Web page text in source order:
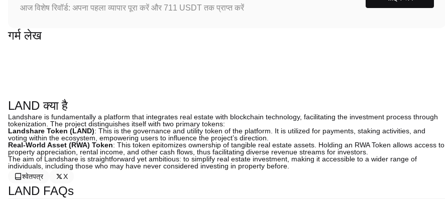
आज विशेष रिवॉर्ड: अपना पहला व्यापार पूरा करें और 711 USDT तक प्राप्त करें
गर्म लेख
LAND क्या है
Landshare is fundamentally a platform that integrates real estate with blockchain technology, facilitating the investment process through
tokenization. The project distinguishes itself with two primary tokens:
Landshare Token (LAND): This is the governance and utility token of the platform. It is utilized for payments, staking activities, and
voting within the ecosystem, empowering users to influence the project’s direction.
Real-World Asset (RWA) Token: This token epitomizes ownership of tangible real estate assets. Holding an RWA Token allows access to
property appreciation, rental income, and other cash flows, thus facilitating diverse revenue streams for investors.
The aim of Landshare is straightforward yet ambitious: to simplify real estate investment, making it accessible to a wider range of
individuals, including those who may have never considered investing in property before.
श्वेतपत्र
X
LAND FAQs